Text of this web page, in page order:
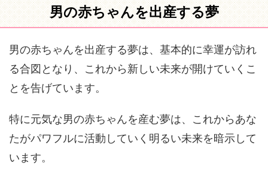
男の赤ちゃんを出産する夢
男の赤ちゃんを出産する夢は、基本的に幸運が訪れ
る合図となり、これから新しい未来が開けていくこ
とを告げています。
特に元気な男の赤ちゃんを産む夢は、これからあな
たがパワフルに活動していく明るい未来を暗示して
います。